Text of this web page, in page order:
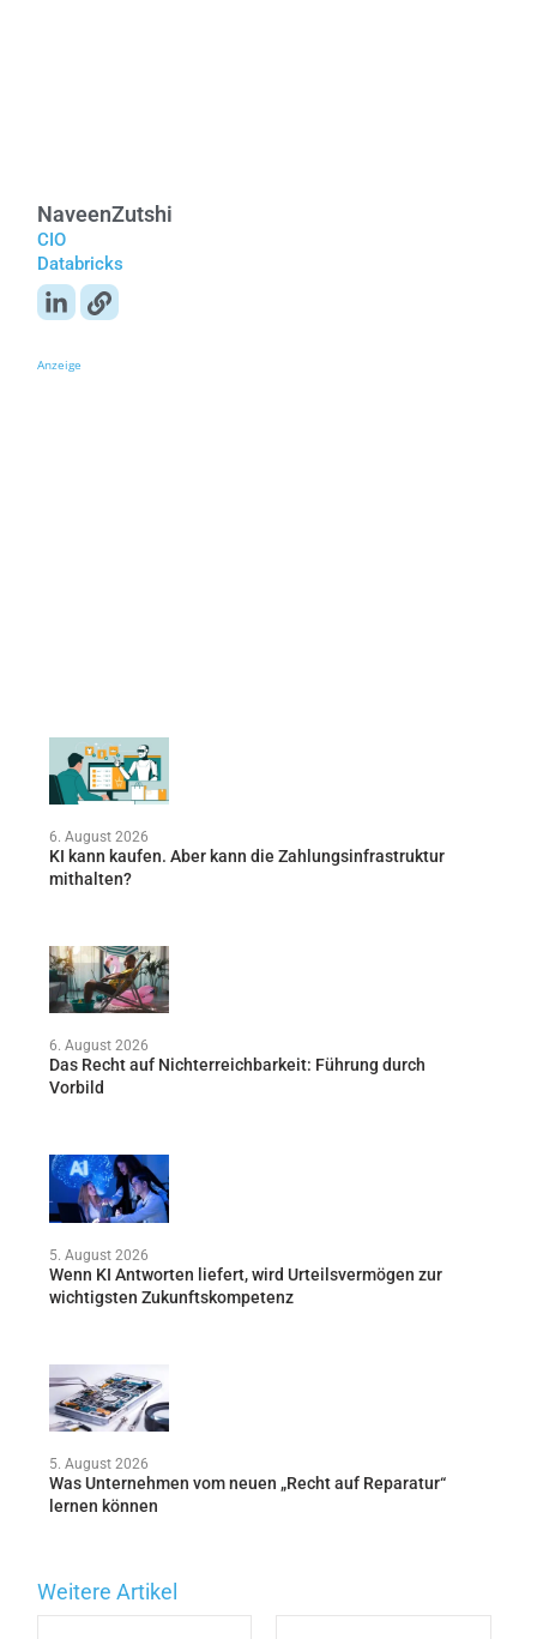
NaveenZutshi
CIO
Databricks
Anzeige
6. August 2026
KI kann kaufen. Aber kann die Zahlungsinfrastruktur
mithalten?
6. August 2026
Das Recht auf Nichterreichbarkeit: Führung durch
Vorbild
5. August 2026
Wenn KI Antworten liefert, wird Urteilsvermögen zur
wichtigsten Zukunftskompetenz
5. August 2026
Was Unternehmen vom neuen „Recht auf Reparatur“
lernen können
Weitere Artikel